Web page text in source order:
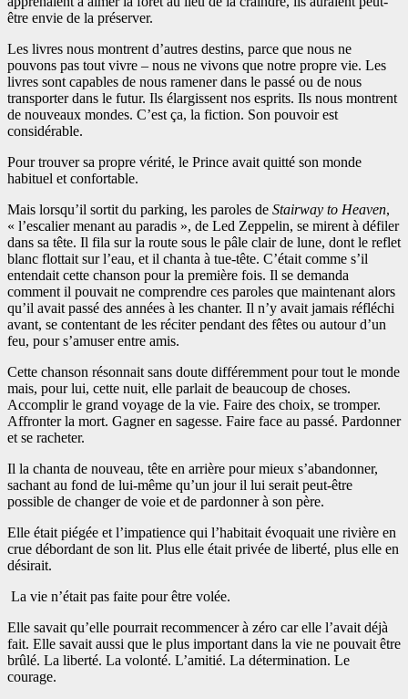
être envie de la préserver.
Les livres nous montrent d’autres destins, parce que nous ne
pouvons pas tout vivre – nous ne vivons que notre propre vie. Les
livres sont capables de nous ramener dans le passé ou de nous
transporter dans le futur. Ils élargissent nos esprits. Ils nous montrent
de nouveaux mondes. C’est ça, la fiction. Son pouvoir est
considérable.
Pour trouver sa propre vérité, le Prince avait quitté son monde
habituel et confortable.
Mais lorsqu’il sortit du parking, les paroles de Stairway to Heaven,
« l’escalier menant au paradis », de Led Zeppelin, se mirent à défiler
dans sa tête. Il fila sur la route sous le pâle clair de lune, dont le reflet
blanc flottait sur l’eau, et il chanta à tue-tête. C’était comme s’il
entendait cette chanson pour la première fois. Il se demanda
comment il pouvait ne comprendre ces paroles que maintenant alors
qu’il avait passé des années à les chanter. Il n’y avait jamais réfléchi
avant, se contentant de les réciter pendant des fêtes ou autour d’un
feu, pour s’amuser entre amis.
Cette chanson résonnait sans doute différemment pour tout le monde
mais, pour lui, cette nuit, elle parlait de beaucoup de choses.
Accomplir le grand voyage de la vie. Faire des choix, se tromper.
Affronter la mort. Gagner en sagesse. Faire face au passé. Pardonner
et se racheter.
Il la chanta de nouveau, tête en arrière pour mieux s’abandonner,
sachant au fond de lui-même qu’un jour il lui serait peut-être
possible de changer de voie et de pardonner à son père.
Elle était piégée et l’impatience qui l’habitait évoquait une rivière en
crue débordant de son lit. Plus elle était privée de liberté, plus elle en
désirait.
La vie n’était pas faite pour être volée.
Elle savait qu’elle pourrait recommencer à zéro car elle l’avait déjà
fait. Elle savait aussi que le plus important dans la vie ne pouvait être
brûlé. La liberté. La volonté. L’amitié. La détermination. Le
courage.